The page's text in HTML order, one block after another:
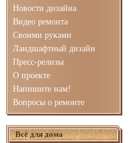
Новости дизайна
Видео ремонта
Своими руками
Ландшафтный дизайн
Пресс-релизы
О проекте
Напишите нам!
Вопросы о ремонте
Всё для дома